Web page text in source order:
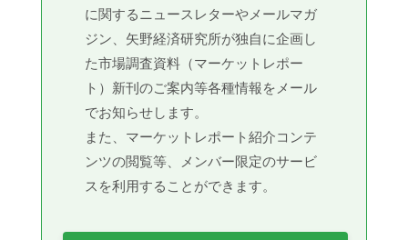
に関するニュースレターやメールマガ
ジン、矢野経済研究所が独自に企画し
た市場調査資料（マーケットレポー
ト）新刊のご案内等各種情報をメール
でお知らせします。
また、マーケットレポート紹介コンテ
ンツの閲覧等、メンバー限定のサービ
スを利用することができます。